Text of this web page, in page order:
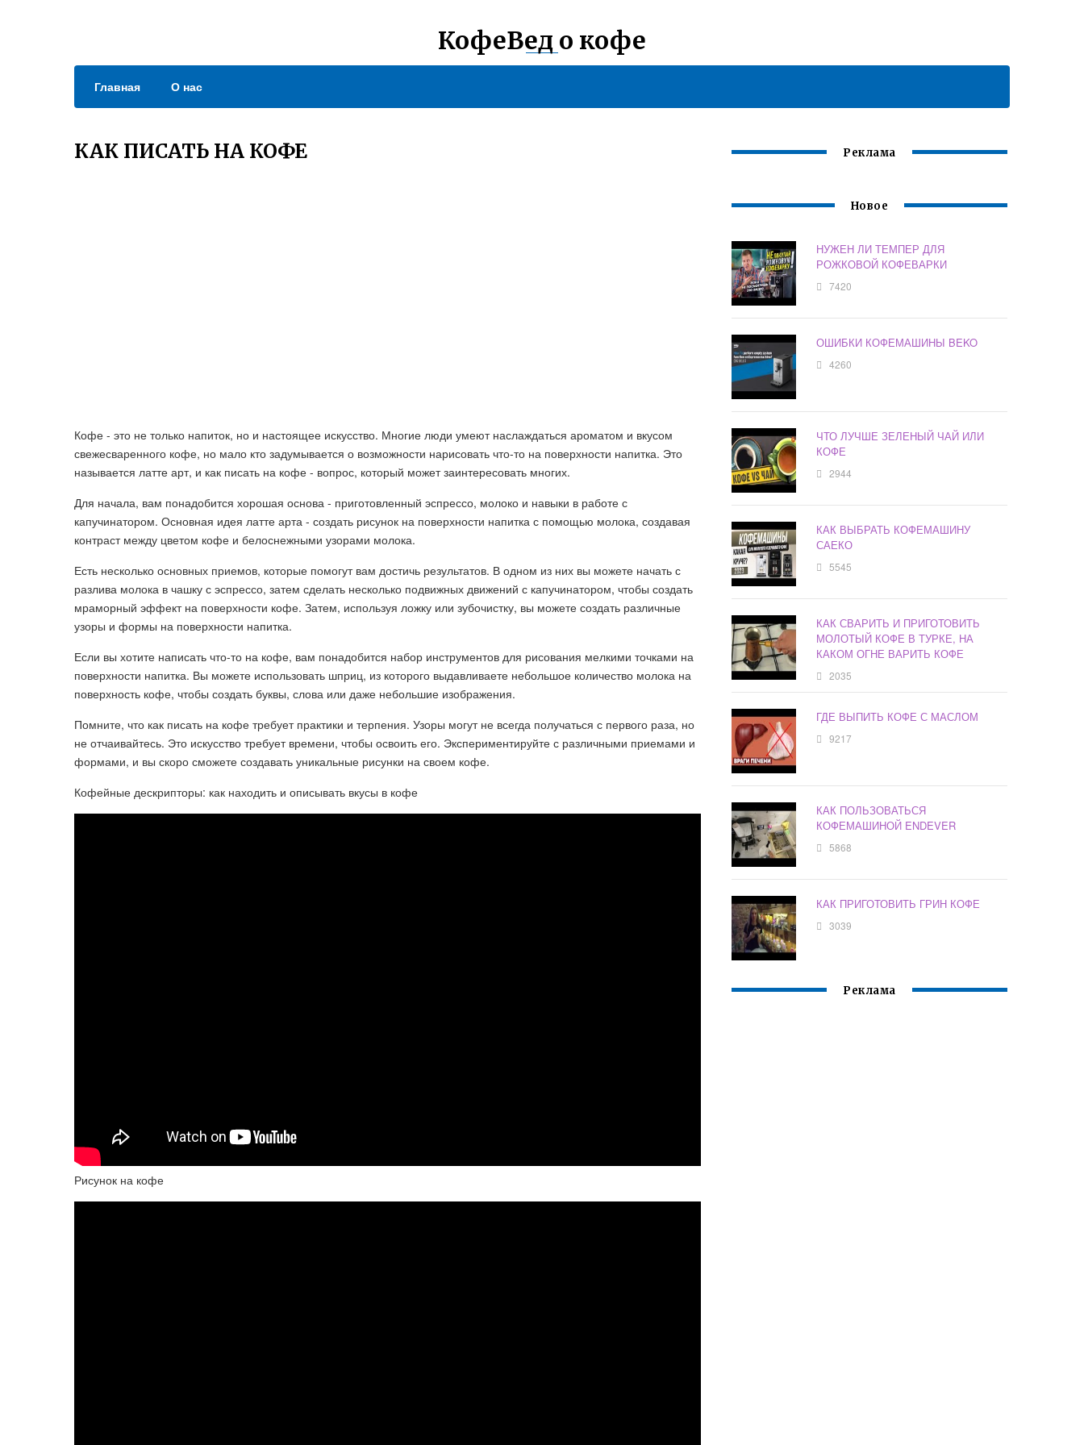
КофеВед о кофе
Главная О нас
КАК ПИСАТЬ НА КОФЕ
Кофе - это не только напиток, но и настоящее искусство. Многие люди умеют наслаждаться ароматом и вкусом
свежесваренного кофе, но мало кто задумывается о возможности нарисовать что-то на поверхности напитка. Это
называется латте арт, и как писать на кофе - вопрос, который может заинтересовать многих.
Для начала, вам понадобится хорошая основа - приготовленный эспрессо, молоко и навыки в работе с
капучинатором. Основная идея латте арта - создать рисунок на поверхности напитка с помощью молока, создавая
контраст между цветом кофе и белоснежными узорами молока.
Есть несколько основных приемов, которые помогут вам достичь результатов. В одном из них вы можете начать с
разлива молока в чашку с эспрессо, затем сделать несколько подвижных движений с капучинатором, чтобы создать
мраморный эффект на поверхности кофе. Затем, используя ложку или зубочистку, вы можете создать различные
узоры и формы на поверхности напитка.
Если вы хотите написать что-то на кофе, вам понадобится набор инструментов для рисования мелкими точками на
поверхности напитка. Вы можете использовать шприц, из которого выдавливаете небольшое количество молока на
поверхность кофе, чтобы создать буквы, слова или даже небольшие изображения.
Помните, что как писать на кофе требует практики и терпения. Узоры могут не всегда получаться с первого раза, но
не отчаивайтесь. Это искусство требует времени, чтобы освоить его. Экспериментируйте с различными приемами и
формами, и вы скоро сможете создавать уникальные рисунки на своем кофе.
Кофейные дескрипторы: как находить и описывать вкусы в кофе
Рисунок на кофе
Реклама
Новое
НУЖЕН ЛИ ТЕМПЕР ДЛЯ
РОЖКОВОЙ КОФЕВАРКИ
7420
ОШИБКИ КОФЕМАШИНЫ BEKO
4260
ЧТО ЛУЧШЕ ЗЕЛЕНЫЙ ЧАЙ ИЛИ
КОФЕ
2944
КАК ВЫБРАТЬ КОФЕМАШИНУ
САЕКО
5545
КАК СВАРИТЬ И ПРИГОТОВИТЬ
МОЛОТЫЙ КОФЕ В ТУРКЕ, НА
КАКОМ ОГНЕ ВАРИТЬ КОФЕ
2035
ГДЕ ВЫПИТЬ КОФЕ С МАСЛОМ
9217
КАК ПОЛЬЗОВАТЬСЯ
КОФЕМАШИНОЙ ENDEVER
5868
КАК ПРИГОТОВИТЬ ГРИН КОФЕ
3039
Реклама